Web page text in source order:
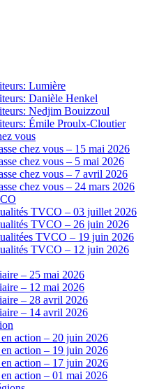
Lumière
Danièle Henkel
Nedjim Bouizzoul
Émile Proulx-Cloutier
vous
chez vous – 15 mai 2026
chez vous – 5 mai 2026
chez vous – 7 avril 2026
chez vous – 24 mars 2026
TVCO – 03 juillet 2026
TVCO – 26 juin 2026
TVCO – 19 juin 2026
TVCO – 12 juin 2026
– 25 mai 2026
– 12 mai 2026
– 28 avril 2026
– 14 avril 2026
action – 20 juin 2026
action – 19 juin 2026
action – 17 juin 2026
action – 01 mai 2026